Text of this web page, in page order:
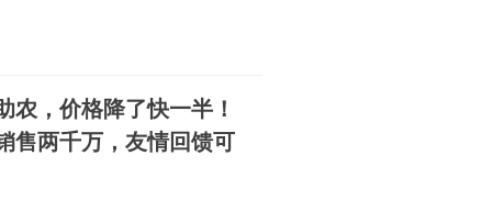
农，价格降了快一半！
售两千万，友情回馈可